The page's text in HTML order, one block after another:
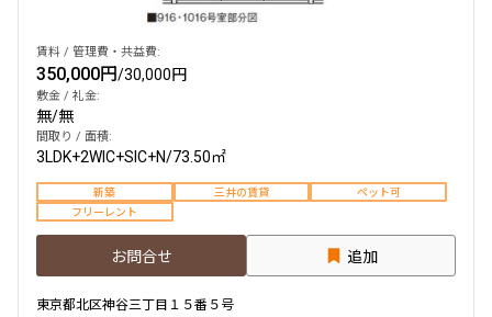
賃料 / 管理費・共益費:
350,000円/30,000円
敷金 / 礼金:
無/無
間取り / 面積:
3LDK+2WIC+SIC+N/73.50㎡
新築 三井の賃貸
ペット可
フリーレント
お問合せ 追加
東京都北区神谷三丁目１５番５号